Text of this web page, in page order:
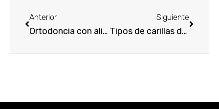
Anterior
Ortodoncia con alineadores: Una sonrisa recta
Siguiente
Tipos de carillas dentales.